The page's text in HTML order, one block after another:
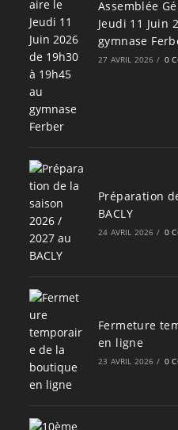
Assemblée
Jeudi 11 Juin
gymnase
27 AVRIL 2026 / 0
Préparation
BACLY
24 AVRIL 2026 / 0
Fermeture
en ligne
23 AVRIL 2026 / 0